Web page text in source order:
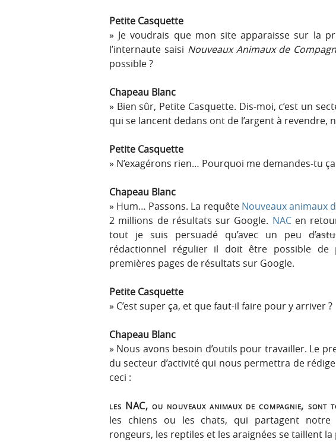
Petite Casquette
Je voudrais que mon site apparaisse sur la
l’internaute saisi Nouveaux Animaux de
possible ?
Chapeau Blanc
Bien sûr, Petite Casquette. Dis-moi, c’est un
qui se lancent dedans ont de l’argent à revendre,
Petite Casquette
N’exagérons rien… Pourquoi me demandes-tu ça
Chapeau Blanc
Hum… Passons. La requête Nouveaux animaux
2 millions de résultats sur Google. NACen
tout je suis persuadé qu’avec un peu
rédactionnel régulier il doit être possible
premières pages de résultats sur Google.
Petite Casquette
C’est super ça, et que faut-il faire pour y arriver ?
Chapeau Blanc
Nous avons besoin d’outils pour travailler. Le
du secteur d’activité qui nous permettra de
ceci :
les NAC, ou nouveaux animaux de compagnie, sont
les chiens ou les chats, qui partagent notre
rongeurs, les reptiles et les araignées se taillent